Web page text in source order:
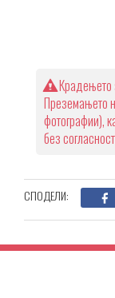
Крадењето
Преземањето
фотографии),
без
СПОДЕЛИ: